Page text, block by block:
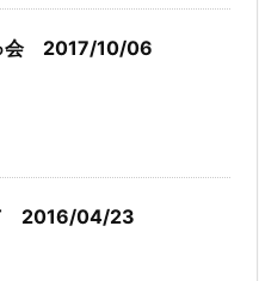
会 2017/10/06
2016/04/23